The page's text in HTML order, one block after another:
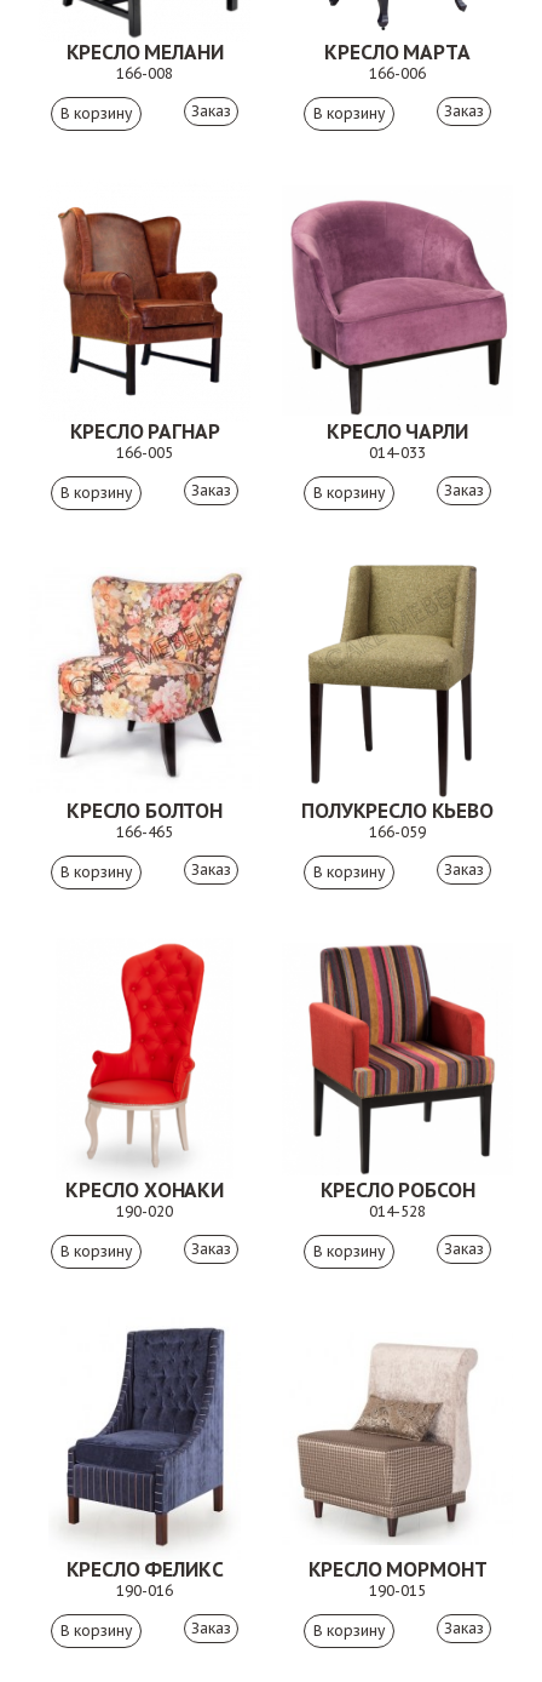
КРЕСЛО МЕЛАНИ
166-008
Заказ
КРЕСЛО МАРТА
166-006
Заказ
КРЕСЛО РАГНАР
166-005
Заказ
КРЕСЛО ЧАРЛИ
014-033
Заказ
КРЕСЛО БОЛТОН
166-465
Заказ
ПОЛУКРЕСЛО КЬЕВО
166-059
Заказ
КРЕСЛО ХОНАКИ
190-020
Заказ
КРЕСЛО РОБСОН
014-528
Заказ
КРЕСЛО ФЕЛИКС
190-016
Заказ
КРЕСЛО МОРМОНТ
190-015
Заказ